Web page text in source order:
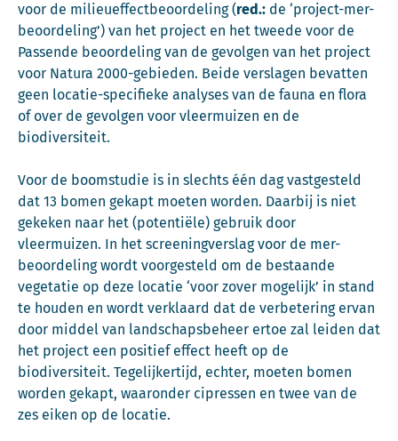
voor de milieueffectbeoordeling (red.: de ‘project-mer-
beoordeling’) van het project en het tweede voor de
Passende beoordeling van de gevolgen van het project
voor Natura 2000-gebieden. Beide verslagen bevatten
geen locatie-specifieke analyses van de fauna en flora
of over de gevolgen voor vleermuizen en de
biodiversiteit.
Voor de boomstudie is in slechts één dag vastgesteld
dat 13 bomen gekapt moeten worden. Daarbij is niet
gekeken naar het (potentiële) gebruik door
vleermuizen. In het screeningverslag voor de mer-
beoordeling wordt voorgesteld om de bestaande
vegetatie op deze locatie ‘voor zover mogelijk’ in stand
te houden en wordt verklaard dat de verbetering ervan
door middel van landschapsbeheer ertoe zal leiden dat
het project een positief effect heeft op de
biodiversiteit. Tegelijkertijd, echter, moeten bomen
worden gekapt, waaronder cipressen en twee van de
zes eiken op de locatie.